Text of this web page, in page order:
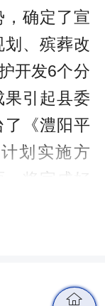
确定了宣
、殡葬改
开发6个分
引起县委
《澧阳平
划实施方
将完成好
发挥人大
务，集中时